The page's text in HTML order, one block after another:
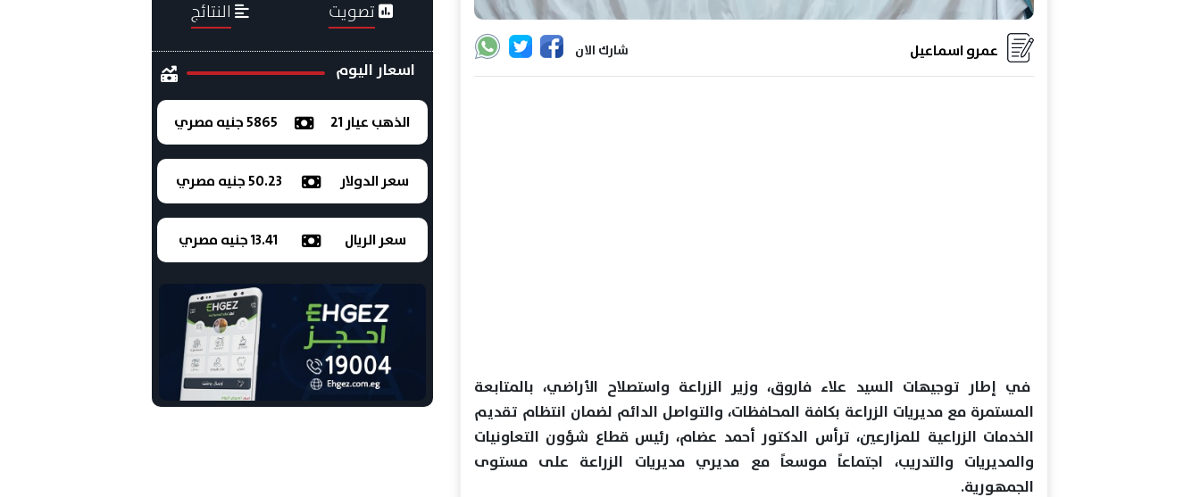
شارك الان عمرو اسماعيل
في إطار توجيهات السيد علاء فاروق، وزير الزراعة واستصلاح الأراضي، بالمتابعة
المستمرة مع مديريات الزراعة بكافة المحافظات، والتواصل الدائم لضمان انتظام تقديم
الخدمات الزراعية للمزارعين، ترأس الدكتور أحمد عضام، رئيس قطاع شؤون التعاونيات
والمديريات والتدريب، اجتماعاً موسعاً مع مديري مديريات الزراعة على مستوى
الجمهورية.
تصويت النتائج
اسعار اليوم
الذهب عيار 21 5865 جنيه مصري
سعر الدولار 50.23 جنيه مصري
سعر الريال 13.41 جنيه مصري